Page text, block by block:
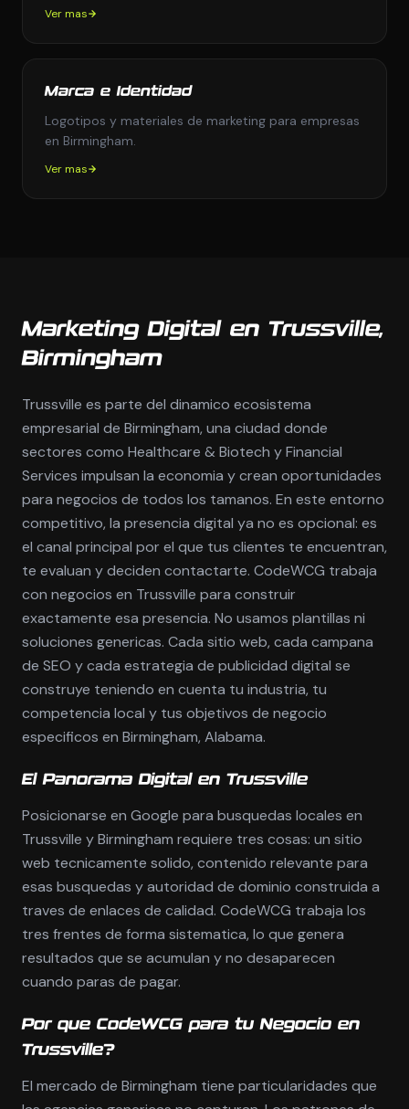
Ver mas
Marca e Identidad
Logotipos y materiales de marketing para empresas
en Birmingham.
Ver mas
Marketing Digital en Trussville,
Birmingham
Trussville es parte del dinamico ecosistema
empresarial de Birmingham, una ciudad donde
sectores como Healthcare & Biotech y Financial
Services impulsan la economia y crean oportunidades
para negocios de todos los tamanos. En este entorno
competitivo, la presencia digital ya no es opcional: es
el canal principal por el que tus clientes te encuentran,
te evaluan y deciden contactarte. CodeWCG trabaja
con negocios en Trussville para construir
exactamente esa presencia. No usamos plantillas ni
soluciones genericas. Cada sitio web, cada campana
de SEO y cada estrategia de publicidad digital se
construye teniendo en cuenta tu industria, tu
competencia local y tus objetivos de negocio
especificos en Birmingham, Alabama.
El Panorama Digital en Trussville
Posicionarse en Google para busquedas locales en
Trussville y Birmingham requiere tres cosas: un sitio
web tecnicamente solido, contenido relevante para
esas busquedas y autoridad de dominio construida a
traves de enlaces de calidad. CodeWCG trabaja los
tres frentes de forma sistematica, lo que genera
resultados que se acumulan y no desaparecen
cuando paras de pagar.
Por que CodeWCG para tu Negocio en
Trussville?
El mercado de Birmingham tiene particularidades que